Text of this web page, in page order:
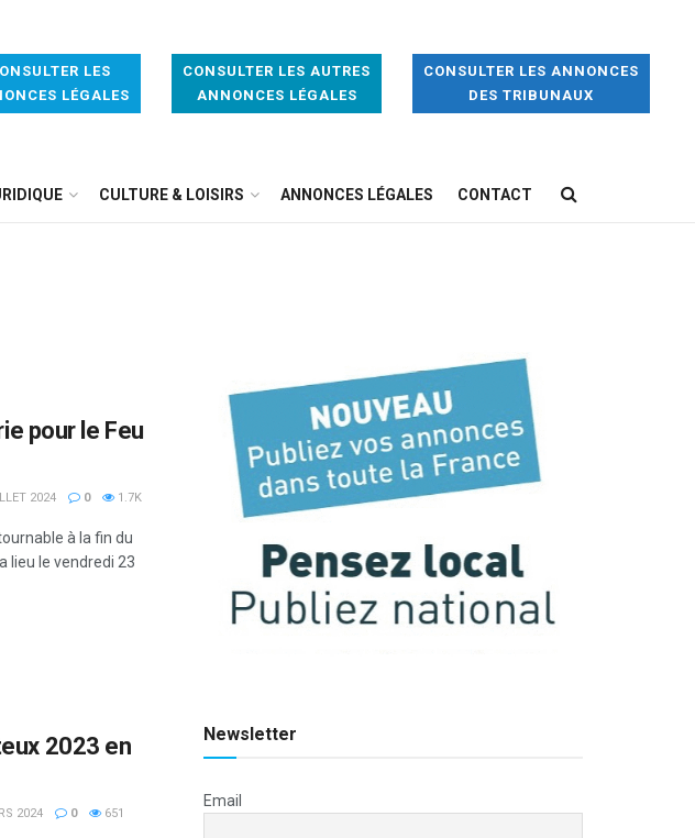
LES
LÉGALES
CONSULTER LES AUTRES
ANNONCES LÉGALES
CONSULTER LES ANNONCES
DES TRIBUNAUX
CULTURE & LOISIRS ANNONCES LÉGALES CONTACT
pour le Feu
2024 0 1.7K
à la fin du
lieu le vendredi 23
2023 en
2024 0 651
Newsletter
Email